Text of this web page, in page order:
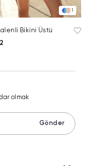
1
Bikini Üstü
olmak
Gönder